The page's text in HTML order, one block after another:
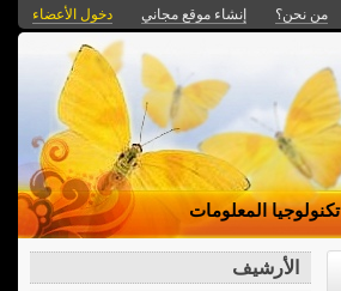
من نحن؟ إنشاء موقع مجاني دخول الأعضاء
تكنولوجيا المعلومات
الأرشيف